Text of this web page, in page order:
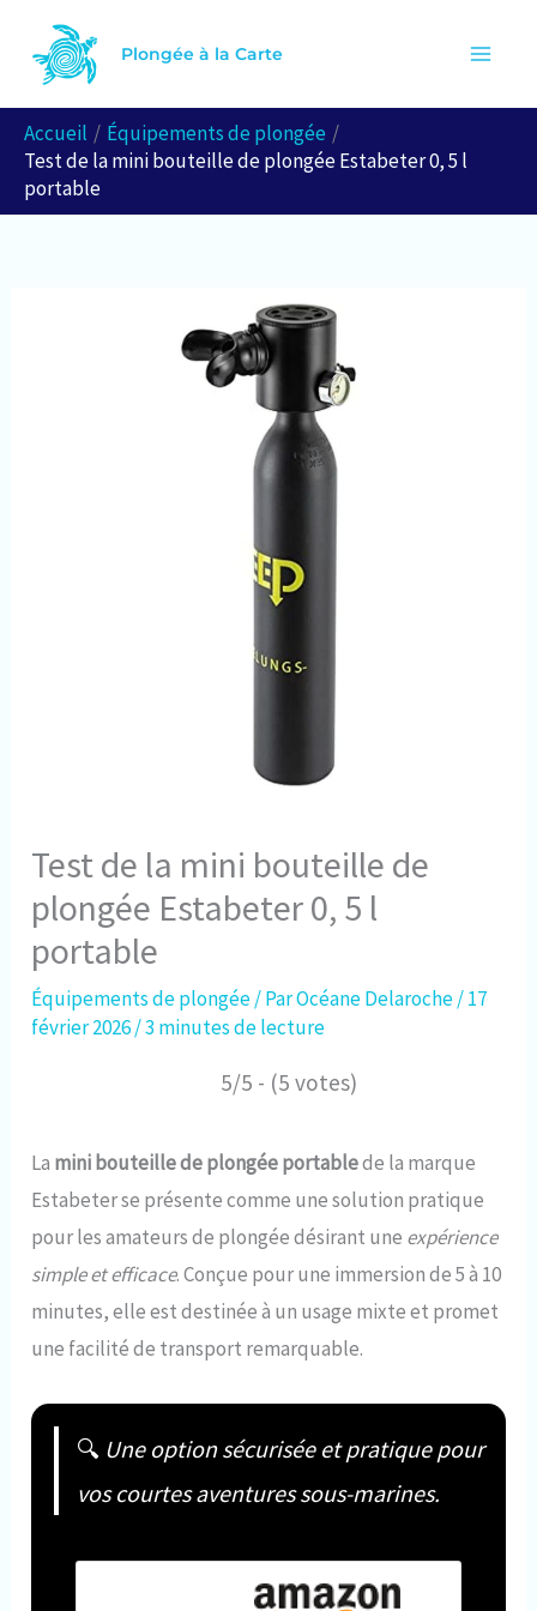
contenu
Plongée à la Carte
Accueil
Équipements de plongée
Test de la mini bouteille de plongée Estabeter 0, 5 l
portable
Test de la mini bouteille de
plongée Estabeter 0, 5 l
portable
Équipements de plongée/ ParOcéane Delaroche/17
février 2026/3 minutes de lecture
5/5 - (5 votes)
La mini bouteille de plongée portablede la marque
Estabeter se présente comme une solution pratique
pour les amateurs de plongée désirant une expérience
simple et efficace. Conçue pour une immersion de 5 à 10
minutes, elle est destinée à un usage mixte et promet
une facilité de transport remarquable.
🔍 Une option sécurisée et pratique pour
vos courtes aventures sous-marines.
e
h
e
r